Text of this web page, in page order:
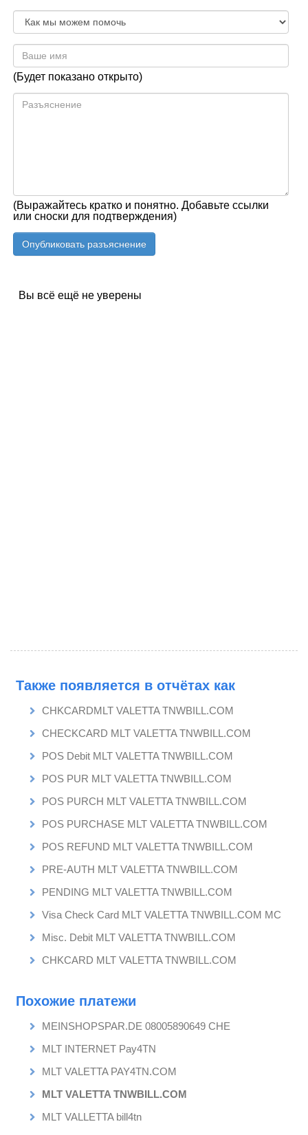
(Будет показано открыто)
(Выражайтесь кратко и понятно. Добавьте ссылки
или сноски для подтверждения)
Вы всё ещё не уверены
Также появляется в отчётах как
CHKCARDMLT VALETTA TNWBILL.COM
CHECKCARD MLT VALETTA TNWBILL.COM
POS Debit MLT VALETTA TNWBILL.COM
POS PUR MLT VALETTA TNWBILL.COM
POS PURCH MLT VALETTA TNWBILL.COM
POS PURCHASE MLT VALETTA TNWBILL.COM
POS REFUND MLT VALETTA TNWBILL.COM
PRE-AUTH MLT VALETTA TNWBILL.COM
PENDING MLT VALETTA TNWBILL.COM
Visa Check Card MLT VALETTA TNWBILL.COM MC
Misc. Debit MLT VALETTA TNWBILL.COM
CHKCARD MLT VALETTA TNWBILL.COM
Похожие платежи
MEINSHOPSPAR.DE 08005890649 CHE
MLT INTERNET Pay4TN
MLT VALETTA PAY4TN.COM
MLT VALETTA TNWBILL.COM
MLT VALLETTA bill4tn